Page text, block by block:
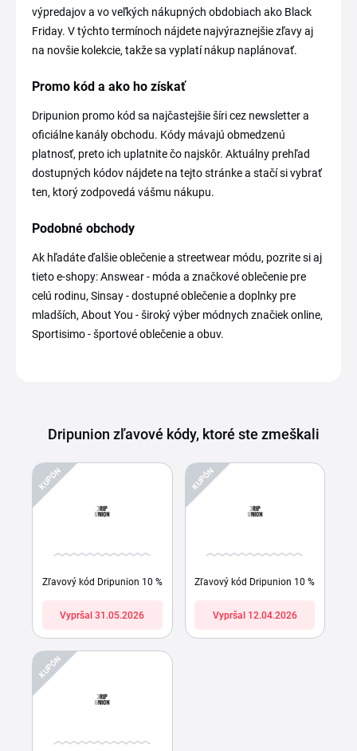
výpredajov a vo veľkých nákupných obdobiach ako Black
Friday. V týchto termínoch nájdete najvýraznejšie zľavy aj
na novšie kolekcie, takže sa vyplatí nákup naplánovať.
Promo kód a ako ho získať
Dripunion promo kód sa najčastejšie šíri cez newsletter a
oficiálne kanály obchodu. Kódy mávajú obmedzenú
platnosť, preto ich uplatnite čo najskôr. Aktuálny prehľad
dostupných kódov nájdete na tejto stránke a stačí si vybrať
ten, ktorý zodpovedá vášmu nákupu.
Podobné obchody
Ak hľadáte ďalšie oblečenie a streetwear módu, pozrite si aj
tieto e-shopy: Answear - móda a značkové oblečenie pre
celú rodinu, Sinsay - dostupné oblečenie a doplnky pre
mladších, About You - široký výber módnych značiek online,
Sportisimo - športové oblečenie a obuv.
Dripunion zľavové kódy, ktoré ste zmeškali
KUPÓN
Zľavový kód Dripunion 10 %
Vypršal 31.05.2026
KUPÓN
Zľavový kód Dripunion 10 %
Vypršal 12.04.2026
KUPÓN